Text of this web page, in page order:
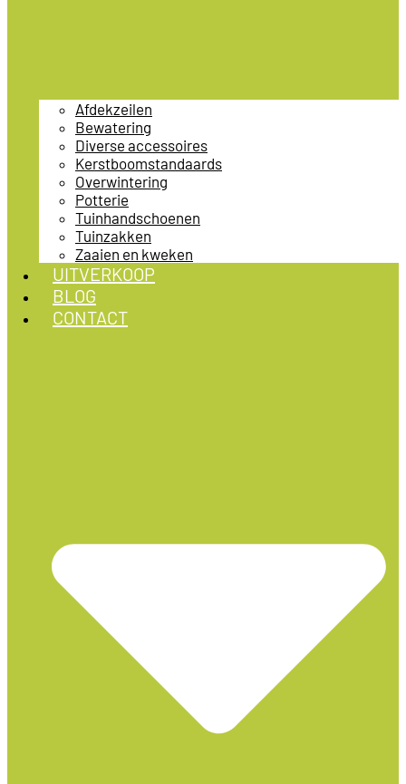
Afdekzeilen
Bewatering
Diverse accessoires
Kerstboomstandaards
Overwintering
Potterie
Tuinhandschoenen
Tuinzakken
Zaaien en kweken
UITVERKOOP
BLOG
CONTACT